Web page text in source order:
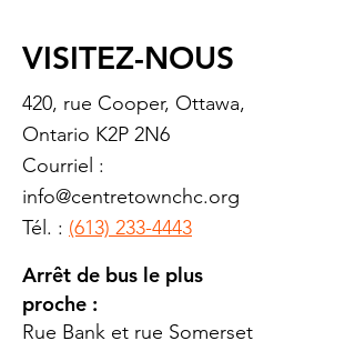
VISITEZ-NOUS
420, rue Cooper, Ottawa,
Ontario K2P 2N6
Courriel :
info@centretownchc.org
Tél. : (613) 233-4443
Arrêt de bus le plus
proche :
Rue Bank et rue Somerset